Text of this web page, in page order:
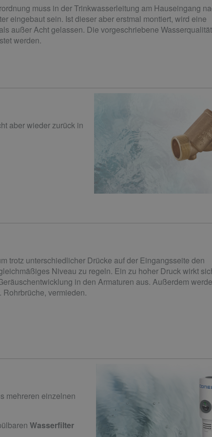
muss in der Trinkwasserleitung am Hauseingang
eingebaut sein. Ist dieser aber erstmal montiert, wird eine
außer Acht gelassen. Die vorgeschriebene
werden.
aber wieder zurück in
trotz unterschiedlicher Drücke auf der Eingangsseite den
Niveau zu regeln. Ein zu hoher Druck wirkt
in den Armaturen aus. Außerdem
vermieden.
mehreren einzelnen
Wasserfilter